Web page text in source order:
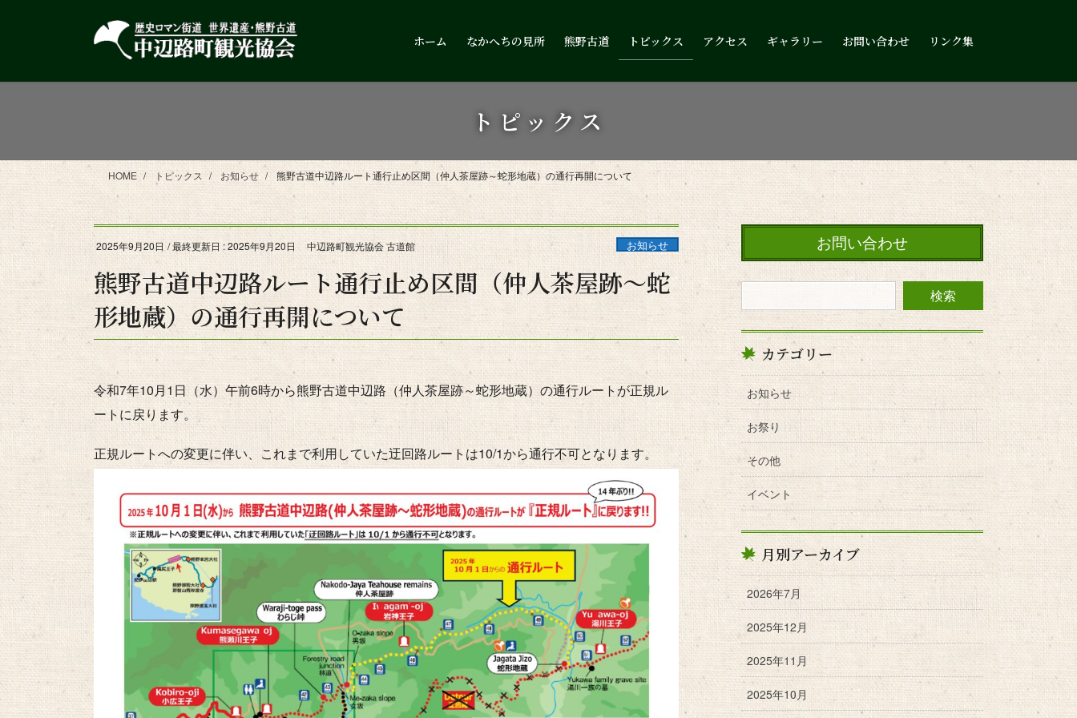
ツ
シ
移
ホーム なかへちの見所 熊野古道 トピックス アクセス ギャラリー お問い合わせ リンク集
トピックス
HOME トピックス お知らせ 熊野古道中辺路ルート通行止め区間（仲人茶屋跡～蛇形地蔵）の通行再開について
2025年9月20日 / 最終更新日 :2025年9月20日 中辺路町観光協会 古道館 お知らせ
熊野古道中辺路ルート通行止め区間（仲人茶屋跡～蛇
形地蔵）の通行再開について
令和7年10月1日（水）午前6時から熊野古道中辺路（仲人茶屋跡～蛇形地蔵）の通行ルートが正規ル
ートに戻ります。
正規ルートへの変更に伴い、これまで利用していた迂回路ルートは10/1から通行不可となります。
お問い合わせ
カテゴリー
お知らせ
お祭り
その他
イベント
月別アーカイブ
2026年7月
2025年12月
2025年11月
2025年10月